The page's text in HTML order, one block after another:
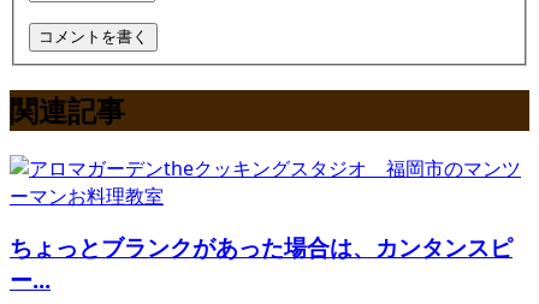
関連記事
ちょっとブランクがあった場合は、カンタンスピ
ー...